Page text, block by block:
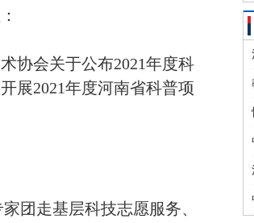
协会关于公布2021年度科
展2021年度河南省科普项
团走基层科技志愿服务、